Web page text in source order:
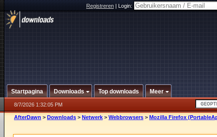
Registreren|Login:
Startpagina Downloads Top downloads Meer
8/7/2026 1:32:05 PM
AfterDawn > Downloads > Netwerk > Webbrowsers > Mozilla Firefox